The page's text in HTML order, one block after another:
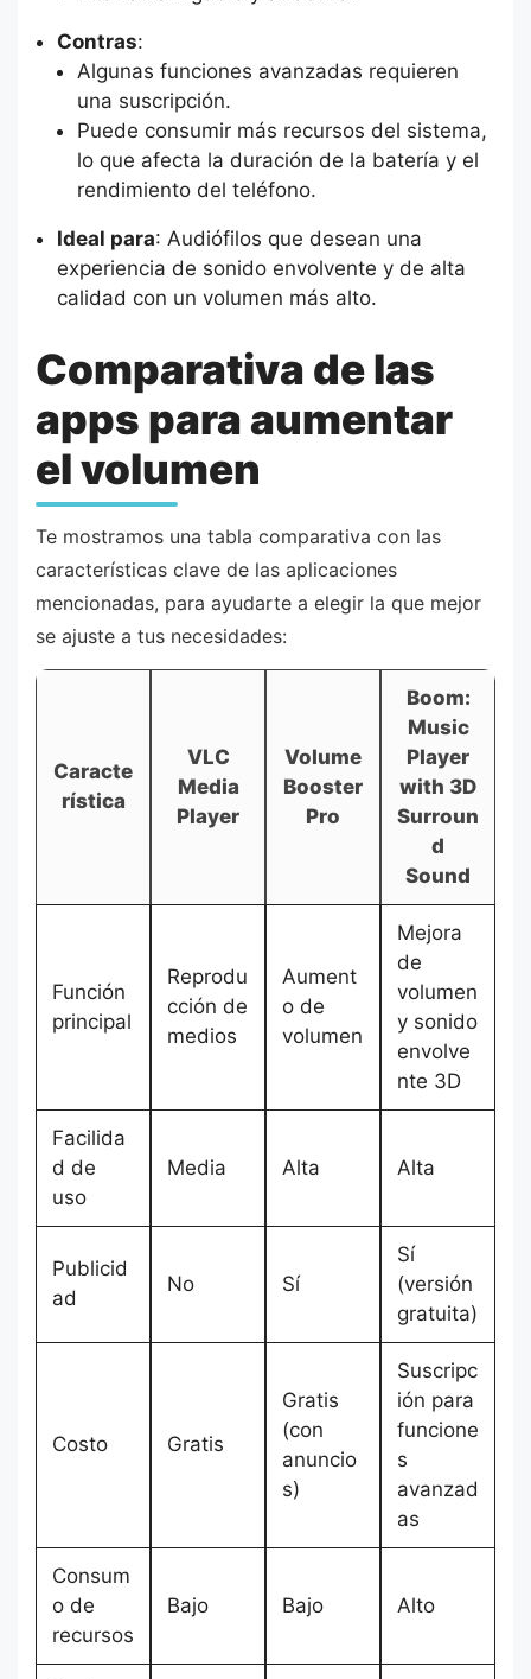
Contras:
Algunas funciones avanzadas requieren
una suscripción.
Puede consumir más recursos del sistema,
lo que afecta la duración de la batería y el
rendimiento del teléfono.
Ideal para: Audiófilos que desean una
experiencia de sonido envolvente y de alta
calidad con un volumen más alto.
Comparativa de las
apps para aumentar
el volumen
Te mostramos una tabla comparativa con las
características clave de las aplicaciones
mencionadas, para ayudarte a elegir la que mejor
se ajuste a tus necesidades:
Caracte
rística
VLC
Media
Player
Volume
Booster
Pro
Boom:
Music
Player
with 3D
Surroun
d
Sound
Función
principal
Reprodu
cción de
medios
Aument
o de
volumen
Mejora
de
volumen
y sonido
envolve
nte 3D
Facilida
d de
uso
Media Alta Alta
Publicid
ad
No Sí
Sí
(versión
gratuita)
Costo Gratis
Gratis
(con
anuncio
s)
Suscripc
ión para
funcione
s
avanzad
as
Consum
o de
recursos
Bajo Bajo Alto